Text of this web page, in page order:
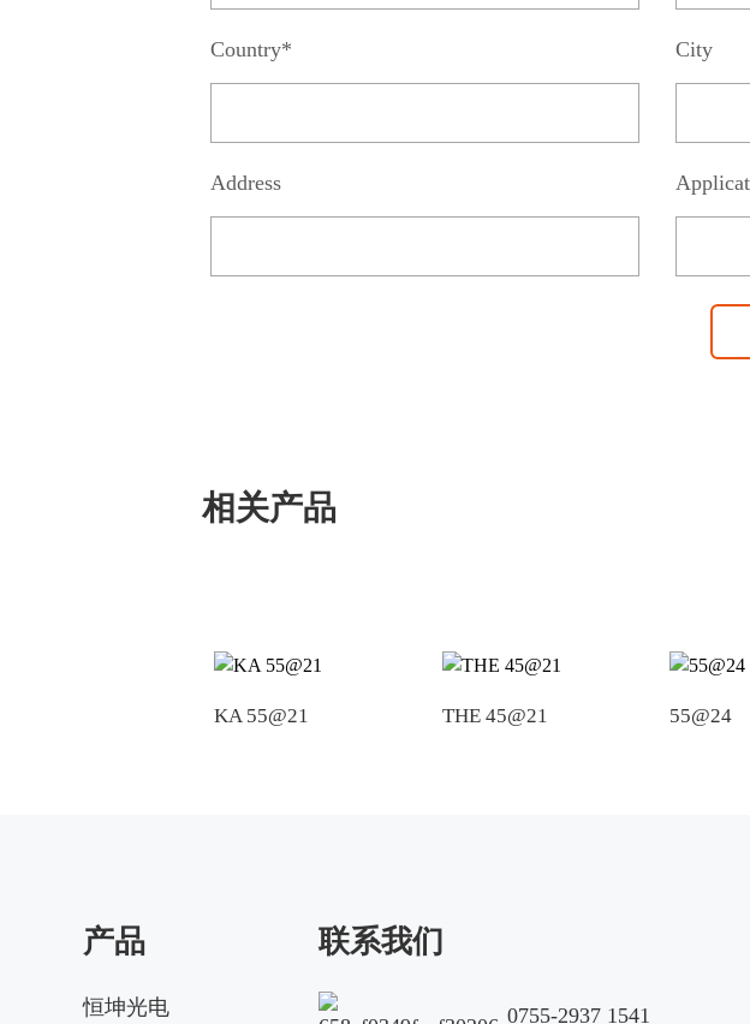
Country* City
Address
相关产品
KA 55@21 THE 45@21 55@24
产品
恒坤光电
联系我们
0755-2937 1541